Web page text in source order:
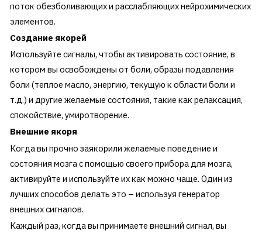
поток обезболивающих и расслабляющих нейрохимических
элементов.
Создание якорей
Используйте сигналы, чтобы активировать состояние, в
котором вы освобождены от боли, образы подавления
боли (теплое масло, энергию, текущую к области боли и
т.д.) и другие желаемые состояния, такие как релаксация,
спокойствие, умиротворение.
Внешние якоря
Когда вы прочно заякорили желаемые поведение и
состояния мозга с помощью своего прибора для мозга,
активируйте и используйте их как можно чаще. Один из
лучших способов делать это – используя генератор
внешних сигналов.
Каждый раз, когда вы принимаете внешний сигнал, вы